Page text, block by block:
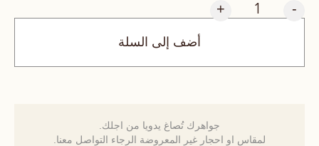
-
+
أضف إلى السلة
جواهرك تُصاغ يدويا من اجلك.
لمقاس او احجار غير المعروضة الرجاء التواصل معنا.